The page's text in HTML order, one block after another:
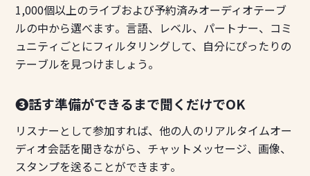
1,000個以上のライブおよび予約済みオーディオテーブ
ルの中から選べます。言語、レベル、パートナー、コミ
ュニティごとにフィルタリングして、自分にぴったりの
テーブルを見つけましょう。
❸話す準備ができるまで聞くだけでOK
リスナーとして参加すれば、他の人のリアルタイムオー
ディオ会話を聞きながら、チャットメッセージ、画像、
スタンプを送ることができます。